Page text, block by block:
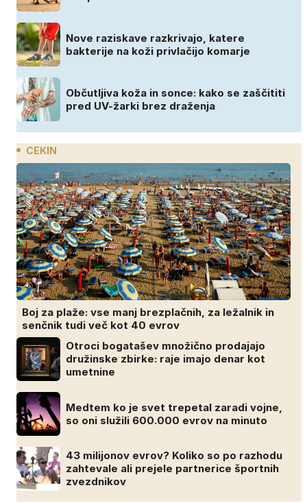
Nove raziskave razkrivajo, katere
bakterije na koži privlačijo komarje
Občutljiva koža in sonce: kako se zaščititi
pred UV-žarki brez draženja
CEKIN
Boj za plaže: vse manj brezplačnih, za ležalnik in
senčnik tudi več kot 40 evrov
Otroci bogatašev množično prodajajo
družinske zbirke: raje imajo denar kot
umetnine
Medtem ko je svet trepetal zaradi vojne,
so oni služili 600.000 evrov na minuto
43 milijonov evrov? Koliko so po razhodu
zahtevale ali prejele partnerice športnih
zvezdnikov